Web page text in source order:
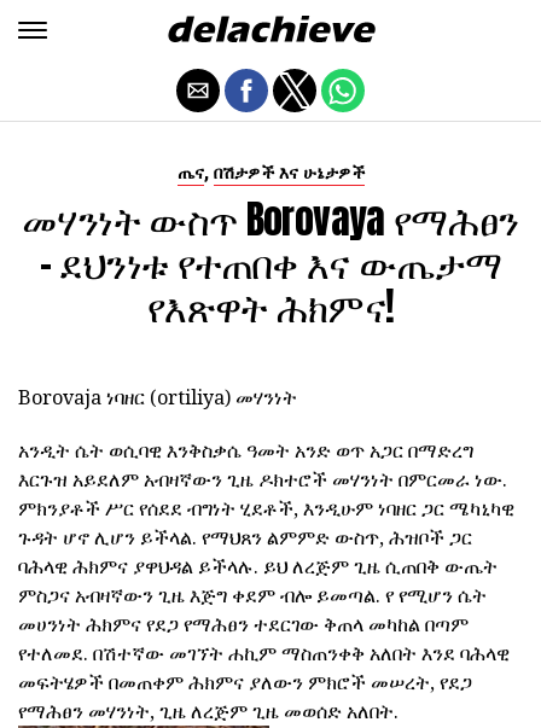
ጤና, በሽታዎች እና ሁኔታዎች
መሃንነት ውስጥ Borovaya የማሕፀን
- ደህንነቱ የተጠበቀ እና ውጤታማ
የእጽዋት ሕክምና!
Borovaja ነባዘር (ortiliya) መሃንነት
አንዲት ሴት ወሲባዊ እንቅስቃሴ ዓመት አንድ ወጥ አጋር በማድረግ
እርጉዝ አይደለም አብዛኛውን ጊዜ ዶክተሮች መሃንነት በምርመራ ነው.
ምክንያቶች ሥር የሰደደ ብግነት ሂደቶች, እንዲሁም ነባዘር ጋር ሜካኒካዊ
ጉዳት ሆኖ ሊሆን ይችላል. የማህጸን ልምምድ ውስጥ, ሕዝቦች ጋር
ባሕላዊ ሕክምና ያዋህዳል ይችላሉ. ይህ ለረጅም ጊዜ ሲጠበቅ ውጤት
ምስጋና አብዛኛውን ጊዜ እጅግ ቀደም ብሎ ይመጣል. የ የሚሆን ሴት
መሀንነት ሕክምና የደጋ የማሕፀን ተደርገው ቅጠላ መካከል በጣም
የተለመደ. በሽተኛው መገኘት ሐኪም ማስጠንቀቅ አለበት እንደ ባሕላዊ
መፍትሄዎች በመጠቀም ሕክምና ያለውን ምክሮች መሠረት, የደጋ
የማሕፀን መሃንነት, ጊዜ ለረጅም ጊዜ መወሰድ አለበት.